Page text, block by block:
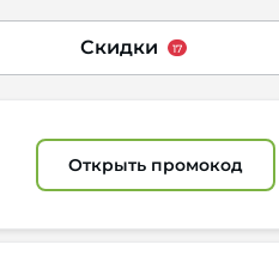
Скидки 17
Открыть промокод